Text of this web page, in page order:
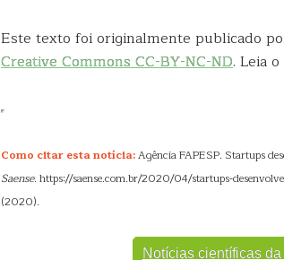
Este texto foi originalmente publicado
Creative Commons CC-BY-NC-ND. Leia o
Como citar esta notícia:Agência FAPESP. Startups
Saense. https://saense.com.br/2020/04/startups-
(2020).
Notícias científicas